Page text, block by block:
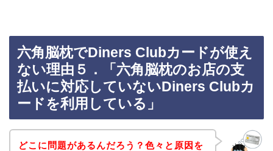
六角脳枕でDiners Clubカードが使え
ない理由５．「六角脳枕のお店の支
払いに対応していないDiners Clubカ
ードを利用している」
どこに問題があるんだろう？色々と原因を